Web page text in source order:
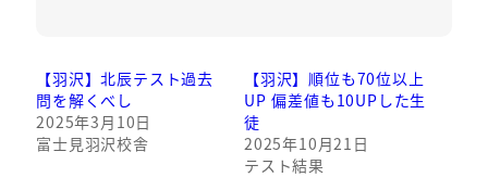
【羽沢】北辰テスト過去
問を解くべし
2025年3月10日
富士見羽沢校舎
【羽沢】順位も70位以上
UP 偏差値も10UPした生
徒
2025年10月21日
テスト結果